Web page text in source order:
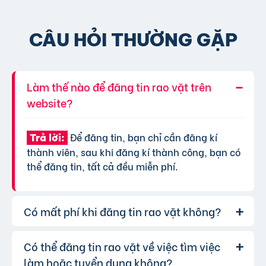
CÂU HỎI THƯỜNG GẶP
Làm thế nào để đăng tin rao vặt trên
website?
Trả lời: Để đăng tin, bạn chỉ cần đăng kí
thành viên, sau khi đăng kí thành công, bạn có
thể đăng tin, tất cả đều miễn phí.
Có mất phí khi đăng tin rao vặt không?
Trả lời: Chúng tôi cung cấp gói đăng tin miễn
phí cơ bản cho tất cả người dùng. Tuy nhiên, để
Có thể đăng tin rao vặt về việc tìm việc
làm hoặc tuyển dụng không?